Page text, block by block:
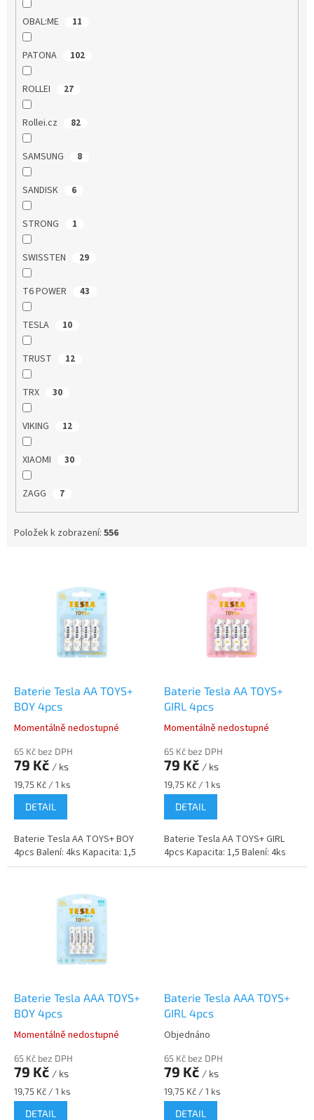
OBAL:ME 11
PATONA 102
ROLLEI 27
Rollei.cz 82
SAMSUNG 8
SANDISK 6
STRONG 1
SWISSTEN 29
T6 POWER 43
TESLA 10
TRUST 12
TRX 30
VIKING 12
XIAOMI 30
ZAGG 7
Položek k zobrazení: 556
Baterie Tesla AA TOYS+
BOY 4pcs
Momentálně nedostupné
65 Kč bez DPH
79 Kč / ks
Měrná
cena:
19,75 Kč / 1 ks
DETAIL
Baterie Tesla AA TOYS+ BOY
4pcs Balení: 4ks Kapacita: 1,5
Baterie Tesla AA TOYS+
GIRL 4pcs
Momentálně nedostupné
65 Kč bez DPH
79 Kč / ks
Měrná
cena:
19,75 Kč / 1 ks
DETAIL
Baterie Tesla AA TOYS+ GIRL
4pcs Kapacita: 1,5 Balení: 4ks
Baterie Tesla AAA TOYS+
BOY 4pcs
Momentálně nedostupné
65 Kč bez DPH
79 Kč / ks
Měrná
cena:
19,75 Kč / 1 ks
DETAIL
Baterie Tesla AAA TOYS+
GIRL 4pcs
Objednáno
65 Kč bez DPH
79 Kč / ks
Měrná
cena:
19,75 Kč / 1 ks
DETAIL